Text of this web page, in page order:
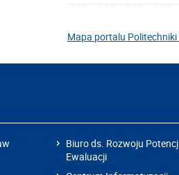
Mapa portalu
Biuro ds. Rozwoju
Ewaluacji